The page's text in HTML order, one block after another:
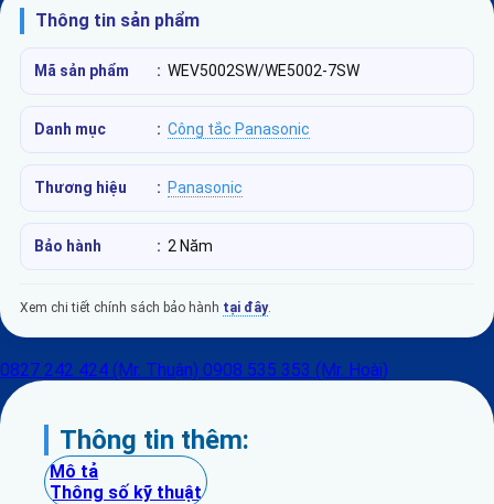
Thông tin sản phẩm
Mã sản phẩm : WEV5002SW/WE5002-7SW
Danh mục : Công tắc Panasonic
Thương hiệu : Panasonic
Bảo hành : 2 Năm
Xem chi tiết chính sách bảo hành tại đây.
0827 242 424 (Mr. Thuận) 0908 535 353 (Mr. Hoài)
Thông tin thêm:
Mô tả
Thông số kỹ thuật